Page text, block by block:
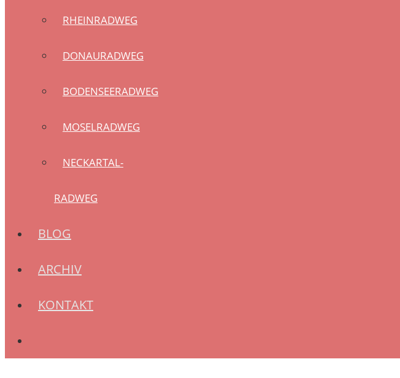
RHEINRADWEG
DONAURADWEG
BODENSEERADWEG
MOSELRADWEG
NECKARTAL-
RADWEG
BLOG
ARCHIV
KONTAKT